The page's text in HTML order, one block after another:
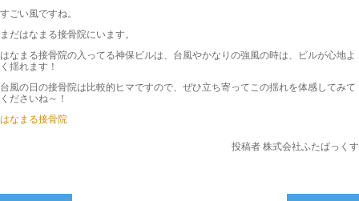
すごい風ですね。
まだはなまる接骨院にいます。
はなまる接骨院の入ってる神保ビルは、台風やかなりの強風の時は、ビルが心地よ
く揺れます！
台風の日の接骨院は比較的ヒマですので、ぜひ立ち寄ってこの揺れを体感してみて
くださいね～！
はなまる接骨院
投稿者 株式会社ふたばっくす